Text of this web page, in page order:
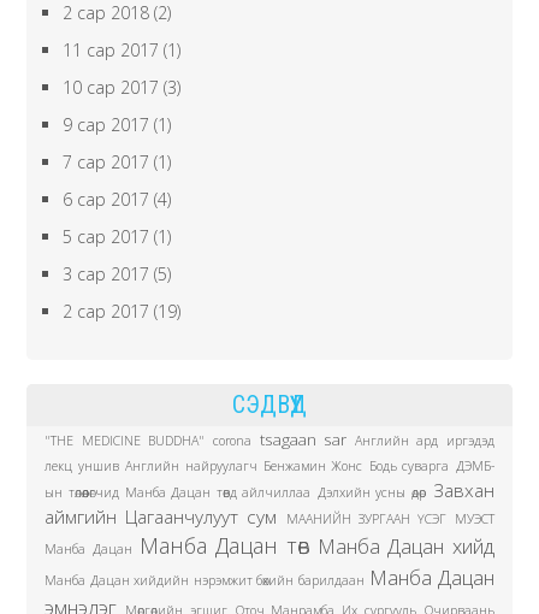
2 сар 2018 (2)
11 сар 2017 (1)
10 сар 2017 (3)
9 сар 2017 (1)
7 сар 2017 (1)
6 сар 2017 (4)
5 сар 2017 (1)
3 сар 2017 (5)
2 сар 2017 (19)
СЭДВҮҮД
"THE MEDICINE BUDDHA" corona tsagaan sar Английн ард иргэдэд
лекц уншив Английн найруулагч Бенжамин Жонс Бодь суварга ДЭМБ-
ын төлөөлөгчид Манба Дацан төвд айлчиллаа Дэлхийн усны өдөр Завхан
аймгийн Цагаанчулуут сум
МААНИЙН ЗУРГААН ҮСЭГ
МУЭСТ
Манба Дацан
Манба Дацан төв Манба Дацан хийд
Манба Дацан хийдийн нэрэмжит бөхийн барилдаан Манба Дацан
эмнэлэг